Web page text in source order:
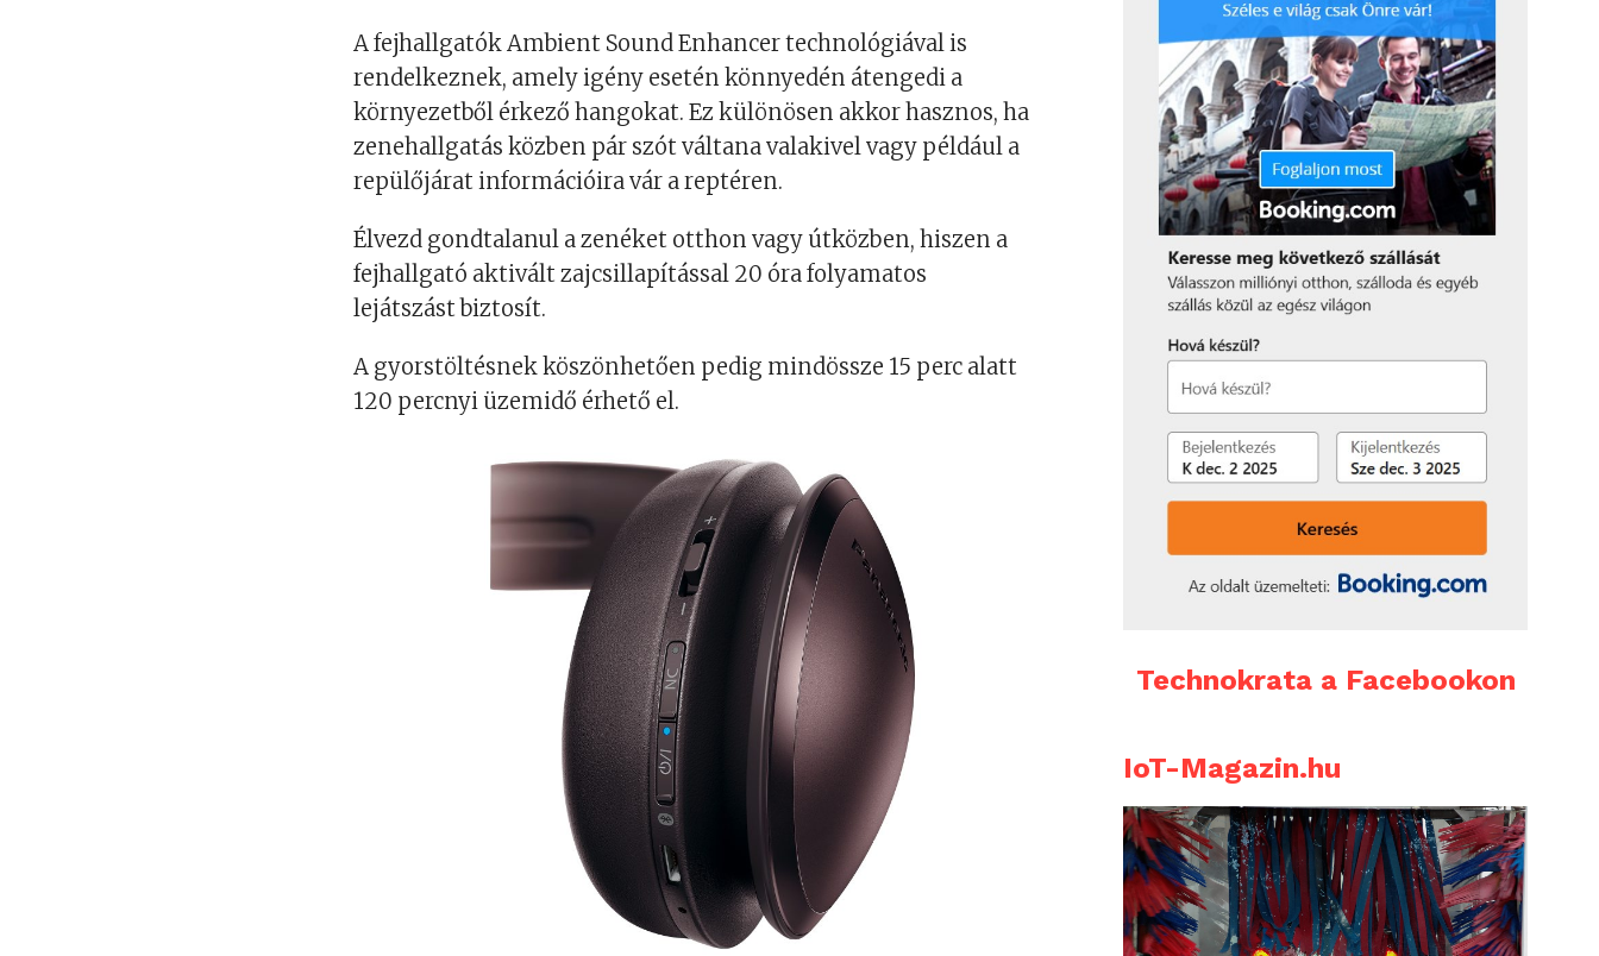
A fejhallgatók Ambient Sound Enhancer technológiával is
rendelkeznek, amely igény esetén könnyedén átengedi a
környezetből érkező hangokat. Ez különösen akkor hasznos, ha
zenehallgatás közben pár szót váltana valakivel vagy például a
repülőjárat információira vár a reptéren.
Élvezd gondtalanul a zenéket otthon vagy útközben, hiszen a
fejhallgató aktivált zajcsillapítással 20 óra folyamatos
lejátszást biztosít.
A gyorstöltésnek köszönhetően pedig mindössze 15 perc alatt
120 percnyi üzemidő érhető el.
Technokrata a Facebookon
IoT-Magazin.hu